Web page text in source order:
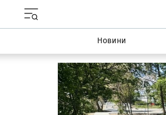
Новини
Najnowsze artykuły